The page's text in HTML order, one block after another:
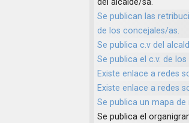
del alcalde/sa.
Se publican las
de los concejales/as.
Se publica c.v del
Se publica el c.v. de
Existe enlace a redes
Existe enlace a redes
Se publica un mapa
Se publica el